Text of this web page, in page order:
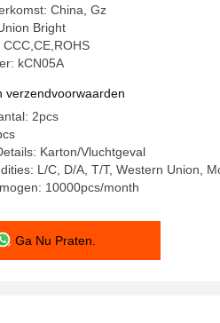
China, Gz
Bright
kCN05A
verzendvoorwaarden
2pcs
Karton/Vluchtgeval
L/C, D/A, T/T, Western Union,
10000pcs/month
Ga Nu Praten.